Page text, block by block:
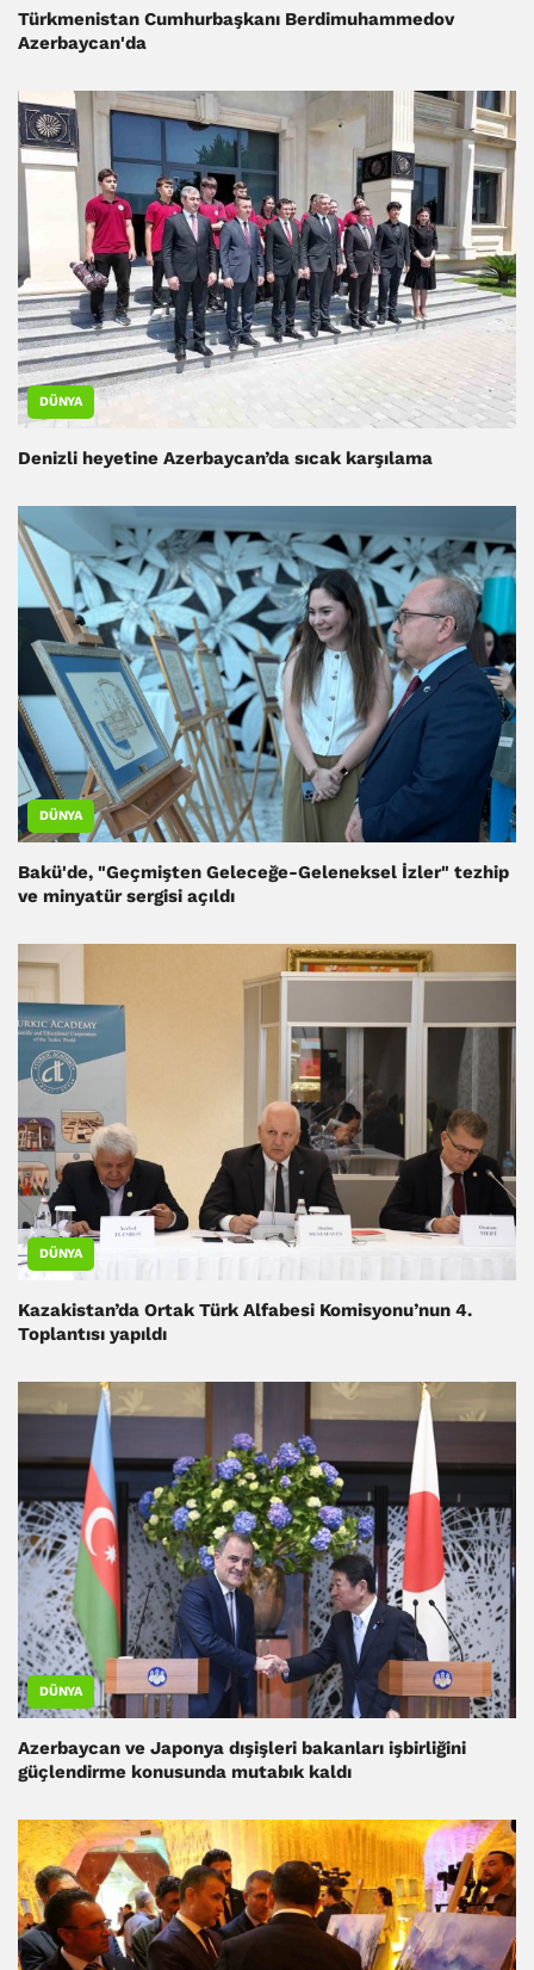
Türkmenistan Cumhurbaşkanı Berdimuhammedov
Azerbaycan'da
DÜNYA
Denizli heyetine Azerbaycan’da sıcak karşılama
DÜNYA
Bakü'de, "Geçmişten Geleceğe-Geleneksel İzler" tezhip
ve minyatür sergisi açıldı
DÜNYA
Kazakistan’da Ortak Türk Alfabesi Komisyonu’nun 4.
Toplantısı yapıldı
DÜNYA
Azerbaycan ve Japonya dışişleri bakanları işbirliğini
güçlendirme konusunda mutabık kaldı